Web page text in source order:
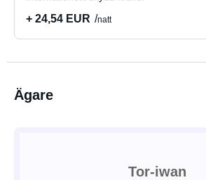
+ 24,54 EUR natt
Ägare
Tor-iwan